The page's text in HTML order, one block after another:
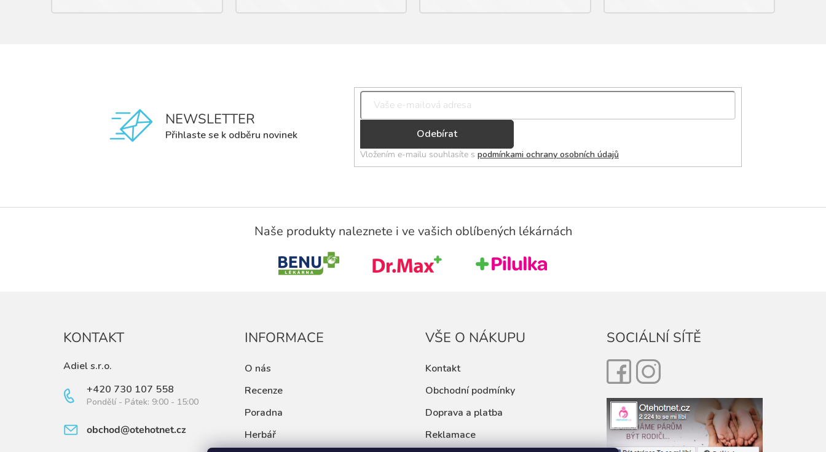
NEWSLETTER
Přihlaste se k odběru novinek
Přihlásit
se
Vložením e-mailu souhlasíte s podmínkami ochrany osobních údajů
Naše produkty naleznete i ve vašich oblíbených lékárnách
KONTAKT
Adiel s.r.o.
+420 730 107 558
Pondělí - Pátek: 9:00 - 15:00
obchod@otehotnet.cz
INFORMACE
O nás
Recenze
Poradna
Herbář
VŠE O NÁKUPU
Kontakt
Obchodní podmínky
Doprava a platba
Reklamace
SOCIÁLNÍ SÍTĚ
FacebookInstagram